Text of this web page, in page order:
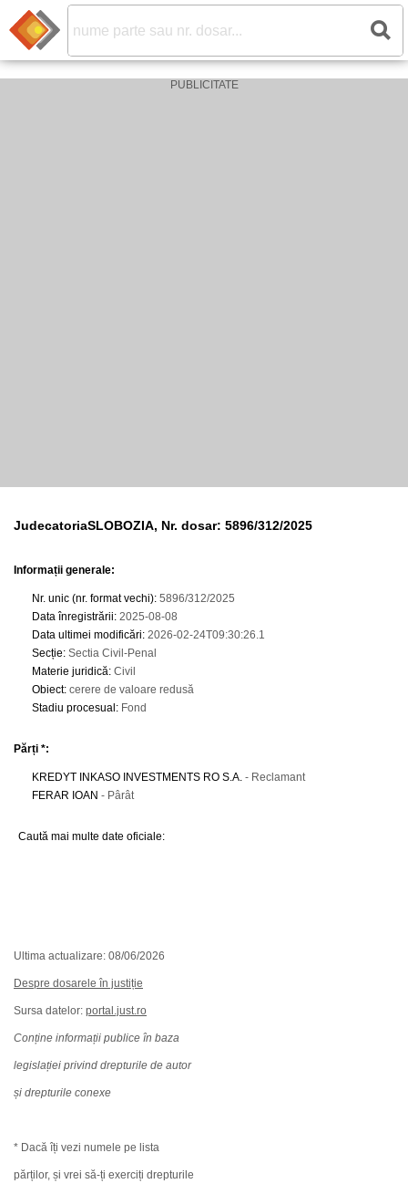
JudecatoriaSLOBOZIA, Nr. dosar: 5896/312/2025
Informații generale:
Nr. unic (nr. format vechi): 5896/312/2025
Data înregistrării: 2025-08-08
Data ultimei modificări: 2026-02-24T09:30:26.1
Secție: Sectia Civil-Penal
Materie juridică: Civil
Obiect: cerere de valoare redusă
Stadiu procesual : Fond
Părți *:
KREDYT INKASO INVESTMENTS RO S.A. - Reclamant
FERAR IOAN - Pârât
Caută mai multe date oficiale:
Ultima actualizare: 08/06/2026
Despre dosarele în justiție
Sursa datelor: portal.just.ro
Conține informații publice în baza
legislației privind drepturile de autor
și drepturile conexe
* Dacă îți vezi numele pe lista
părților, și vrei să-ți exerciți drepturile